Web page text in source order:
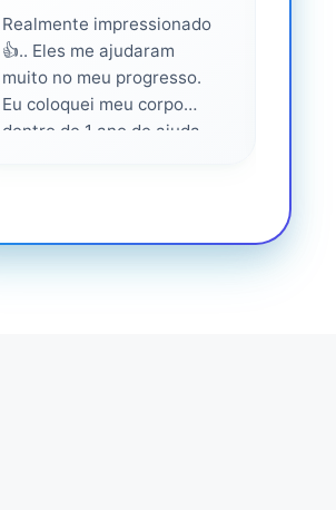
Realmente impressionado
👍.. Eles me ajudaram
muito no meu progresso.
Eu coloquei meu corpo
dentro de 1 ano de ajuda